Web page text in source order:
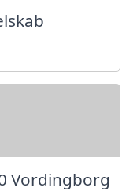
Vordingborg